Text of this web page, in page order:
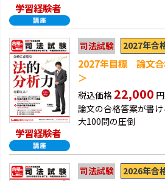
学習経験者
学習経験者
司法試験 2027年合
2027年目標 論文合
＞
税込価格 22,000
論文の合格答案が書
大100問の圧倒
司法試験 2026年合